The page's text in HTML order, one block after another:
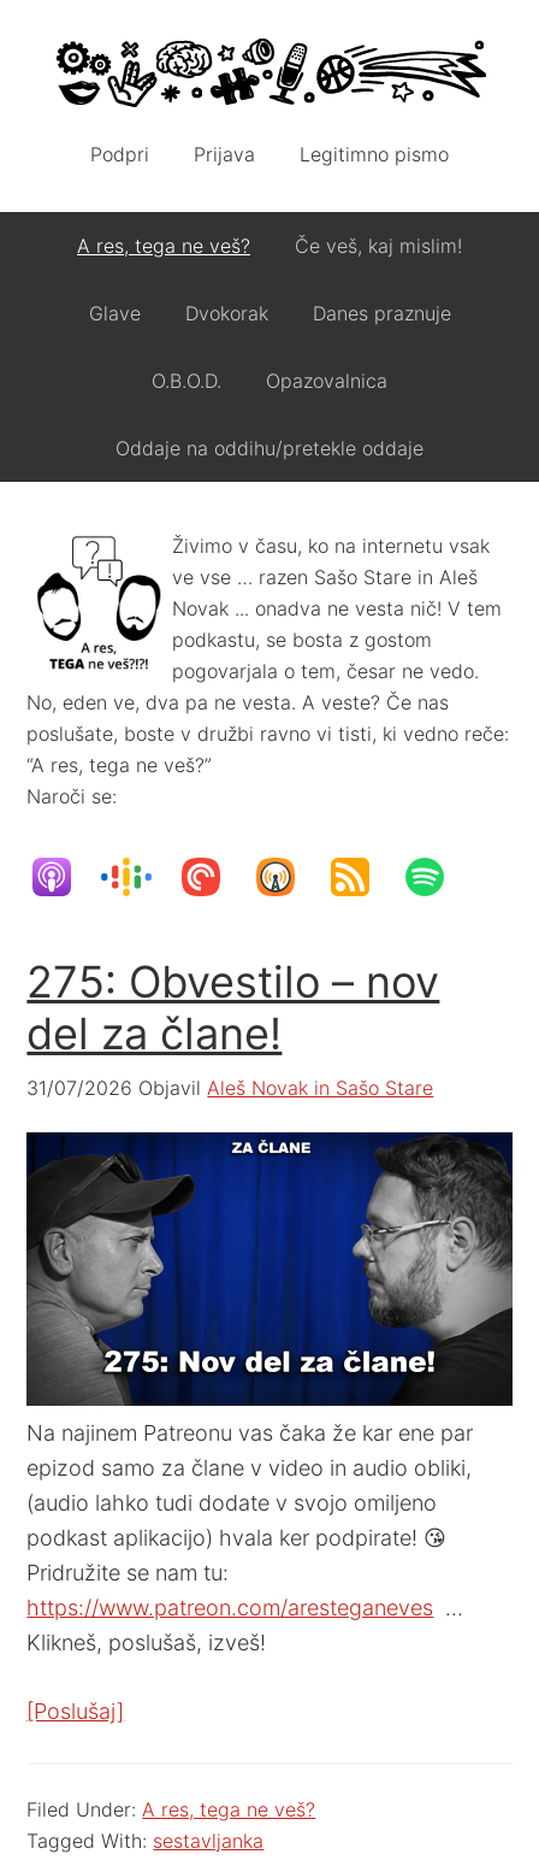
Podpri Prijava Legitimno pismo
A res, tega ne veš? Če veš, kaj mislim!
Glave Dvokorak Danes praznuje
O.B.O.D. Opazovalnica
Oddaje na oddihu/pretekle oddaje
Živimo v času, ko na internetu vsak
ve vse … razen Sašo Stare in Aleš
Novak ... onadva ne vesta nič! V tem
podkastu, se bosta z gostom
pogovarjala o tem, česar ne vedo.
No, eden ve, dva pa ne vesta. A veste? Če nas
poslušate, boste v družbi ravno vi tisti, ki vedno reče:
“A res, tega ne veš?”
Naroči se:
275: Obvestilo – nov
del za člane!
31/07/2026 ObjavilAleš Novak in Sašo Stare
Na najinem Patreonu vas čaka že kar ene par
epizod samo za člane v video in audio obliki,
(audio lahko tudi dodate v svojo omiljeno
podkast aplikacijo) hvala ker podpirate! 😘
Pridružite se nam tu:
https://www.patreon.com/aresteganeves …
Klikneš, poslušaš, izveš!
[Poslušaj]
Filed Under: A res, tega ne veš?
Tagged With: sestavljanka